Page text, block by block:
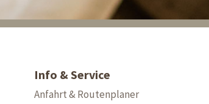
Info & Service
Anfahrt & Routenplaner